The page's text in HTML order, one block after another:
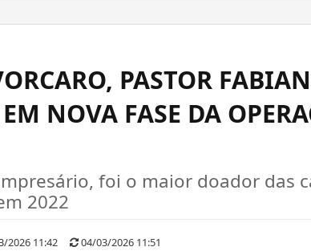
PASTOR
NOVA FASE DA
foi o maior doador das
2022
2026 11:42 04/03/2026 11:51